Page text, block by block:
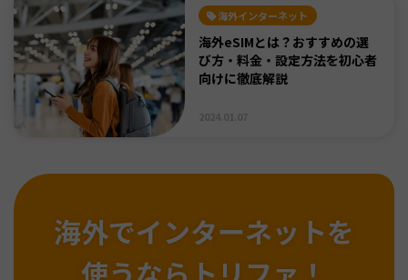
海外インターネット
海外eSIMとは？おすすめの選
び方・料金・設定方法を初心者
向けに徹底解説
海外でインターネットを